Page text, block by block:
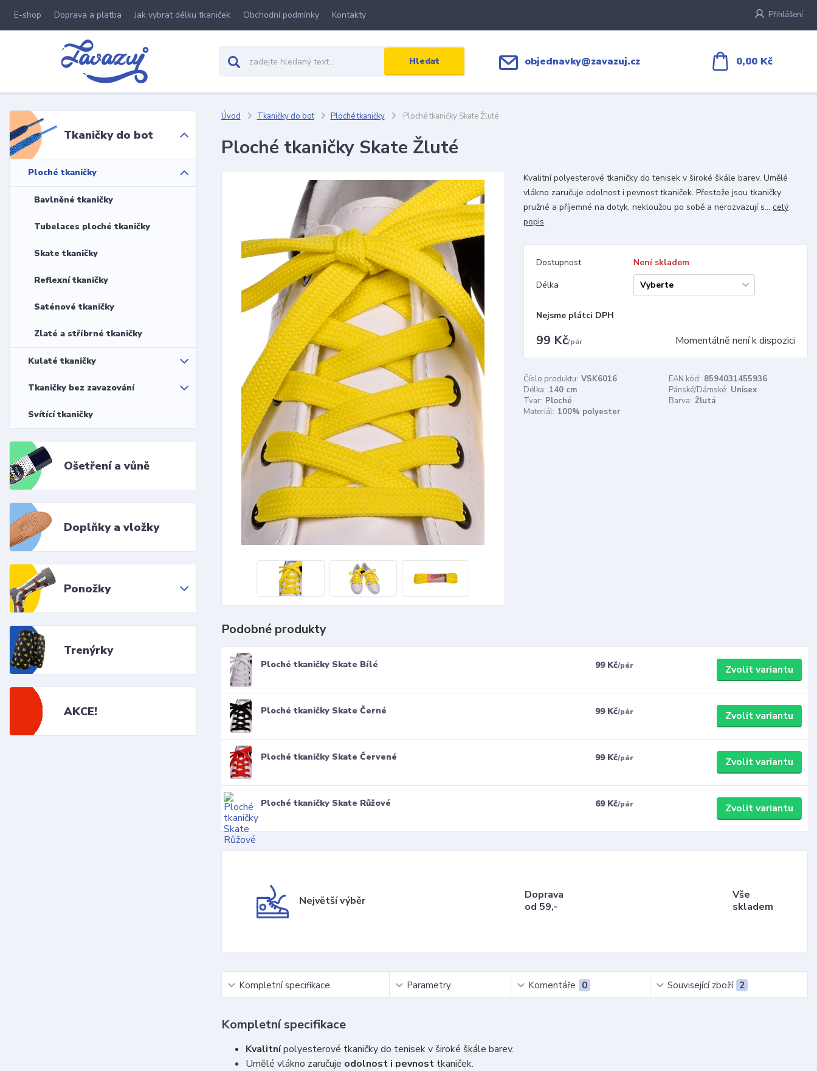
E-shop Doprava a platba Jak vybrat délku tkaniček Obchodní podmínky Kontakty Přihlášení
Hledat objednavky@zavazuj.cz 0,00 Kč
Tkaničky do bot
Ploché tkaničky
Bavlněné tkaničky
Tubelaces ploché tkaničky
Skate tkaničky
Reflexní tkaničky
Saténové tkaničky
Zlaté a stříbrné tkaničky
Kulaté tkaničky
Tkaničky bez zavazování
Svítící tkaničky
Ošetření a vůně
Doplňky a vložky
Ponožky
Trenýrky
AKCE!
Úvod Tkaničky do bot Ploché tkaničky Ploché tkaničky Skate Žluté
Ploché tkaničky Skate Žluté
Kvalitní polyesterové tkaničky do tenisek v široké škále barev. Umělé
vlákno zaručuje odolnost i pevnost tkaniček. Přestože jsou tkaničky
pružné a příjemné na dotyk, nekloužou po sobě a nerozvazují s...celý
popis
Dostupnost
Není skladem
Délka
Nejsme plátci DPH
99 Kč/pár Momentálně není k dispozici
Číslo produktu: VSK6016 EAN kód: 8594031455936
Délka: 140 cm Pánské/Dámské: Unisex
Tvar: Ploché Barva: Žlutá
Materiál: 100% polyester
Podobné produkty
Ploché tkaničky Skate Bílé 99 Kč/pár Zvolit variantu
Ploché tkaničky Skate Černé 99 Kč/pár Zvolit variantu
Ploché tkaničky Skate Červené 99 Kč/pár Zvolit variantu
Ploché tkaničky Skate Růžové 69 Kč/pár Zvolit variantu
Největší výběr
Doprava
od 59,-
Vše
skladem
Kompletní specifikace Parametry Komentáře 0 Související zboží 2
Kompletní specifikace
Kvalitnípolyesterové tkaničky do tenisek v široké škále barev.
Umělé vlákno zaručuje odolnost i pevnosttkaniček.